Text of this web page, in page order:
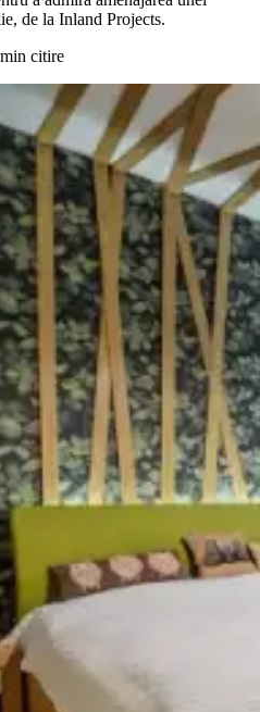
de la Inland Projects.
min citire